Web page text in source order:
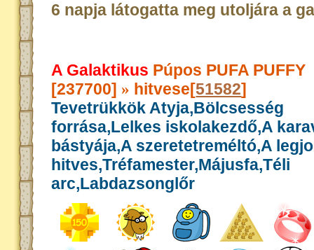
6 napja látogatta meg utoljára a
A Galaktikus Púpos PUFA PUFFY
[237700] » hitvese[51582]
Tevetrükkök Atyja,Bölcsesség
forrása,Lelkes iskolakezdő,A
bástyája,A szeretetreméltó,A
hitves,Tréfamester,Májusfa,Téli
arc,Labdazsonglőr